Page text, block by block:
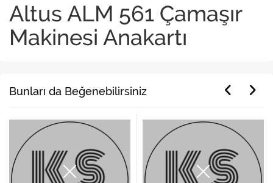
Altus ALM 561 Çamaşır
Makinesi Anakartı
Bunları da Beğenebilirsiniz